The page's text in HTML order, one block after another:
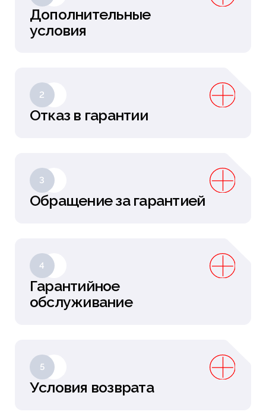
Дополнительные
условия
2
Отказ в гарантии
3
Обращение за гарантией
4
Гарантийное
обслуживание
5
Условия возврата